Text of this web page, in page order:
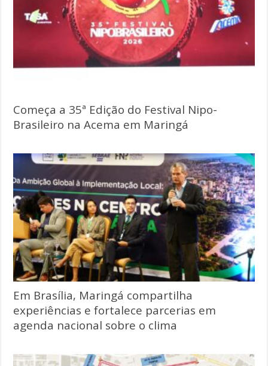
Começa a 35ª Edição do Festival Nipo-
Brasileiro na Acema em Maringá
Em Brasília, Maringá compartilha
experiências e fortalece parcerias em
agenda nacional sobre o clima